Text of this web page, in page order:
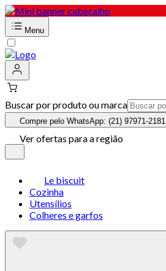
Menu
Buscar por produto ou marca
Compre pelo WhatsApp: (21) 97971-2181
Ver ofertas para a região
Le biscuit
Cozinha
Utensílios
Colheres e garfos